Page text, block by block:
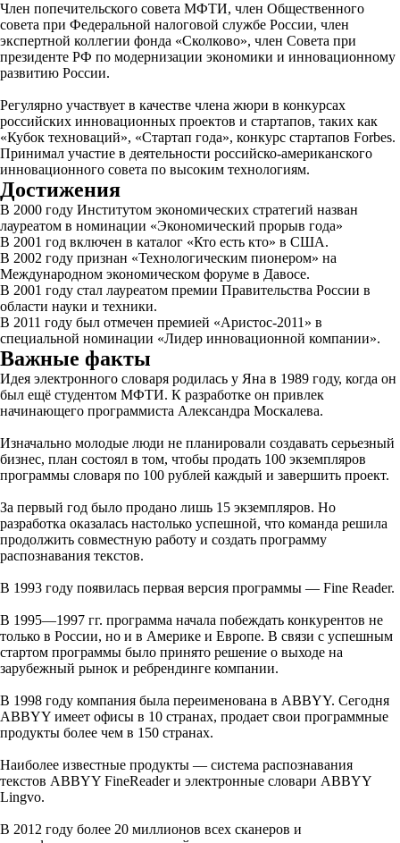
Член попечительского совета МФТИ, член Общественного
совета при Федеральной налоговой службе России, член
экспертной коллегии фонда «Сколково», член Совета при
президенте РФ по модернизации экономики и инновационному
развитию России.
Регулярно участвует в качестве члена жюри в конкурсах
российских инновационных проектов и стартапов, таких как
«Кубок техноваций», «Стартап года», конкурс стартапов Forbes.
Принимал участие в деятельности российско-американского
инновационного совета по высоким технологиям.
Достижения
В 2000 году Институтом экономических стратегий назван
лауреатом в номинации «Экономический прорыв года»
В 2001 год включен в каталог «Кто есть кто» в США.
В 2002 году признан «Технологическим пионером» на
Международном экономическом форуме в Давосе.
В 2001 году стал лауреатом премии Правительства России в
области науки и техники.
В 2011 году был отмечен премией «Аристос-2011» в
специальной номинации «Лидер инновационной компании».
Важные факты
Идея электронного словаря родилась у Яна в 1989 году, когда он
был ещё студентом МФТИ. К разработке он привлек
начинающего программиста Александра Москалева.
Изначально молодые люди не планировали создавать серьезный
бизнес, план состоял в том, чтобы продать 100 экземпляров
программы словаря по 100 рублей каждый и завершить проект.
За первый год было продано лишь 15 экземпляров. Но
разработка оказалась настолько успешной, что команда решила
продолжить совместную работу и создать программу
распознавания текстов.
В 1993 году появилась первая версия программы — Fine Reader.
В 1995—1997 гг. программа начала побеждать конкурентов не
только в России, но и в Америке и Европе. В связи с успешным
стартом программы было принято решение о выходе на
зарубежный рынок и ребрендинге компании.
В 1998 году компания была переименована в ABBYY. Сегодня
ABBYY имеет офисы в 10 странах, продает свои программные
продукты более чем в 150 странах.
Наиболее известные продукты — система распознавания
текстов ABBYY FineReader и электронные словари ABBYY
Lingvo.
В 2012 году более 20 миллионов всех сканеров и